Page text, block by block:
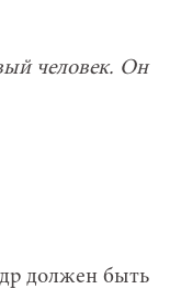
человек. Он
должен быть